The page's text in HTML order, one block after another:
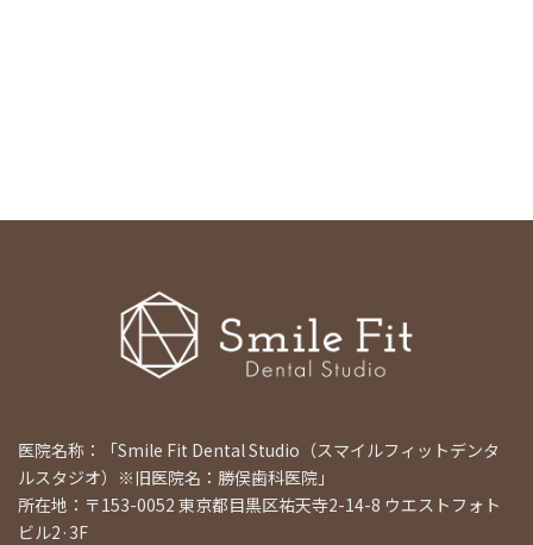
医院名称：「Smile Fit Dental Studio（スマイルフィットデンタ
ルスタジオ）※旧医院名：勝俣歯科医院」
所在地：〒153-0052 東京都目黒区祐天寺2-14-8 ウエストフォト
ビル2·3F